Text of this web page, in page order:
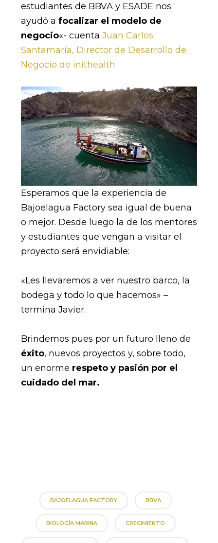
estudiantes de BBVA y ESADE nos
ayudó a focalizar el modelo de
negocio«- cuenta Juan Carlos
Santamaría, Director de Desarrollo de
Negocio de inithealth.
Esperamos que la experiencia de
Bajoelagua Factory sea igual de buena
o mejor. Desde luego la de los mentores
y estudiantes que vengan a visitar el
proyecto será envidiable:
«Les llevaremos a ver nuestro barco, la
bodega y todo lo que hacemos» –
termina Javier.
Brindemos pues por un futuro lleno de
éxito, nuevos proyectos y, sobre todo,
un enorme respeto y pasión por el
cuidado del mar.
BAJOELAGUA FACTORY BBVA
BIOLOGÍA MARINA CRECIMIENTO